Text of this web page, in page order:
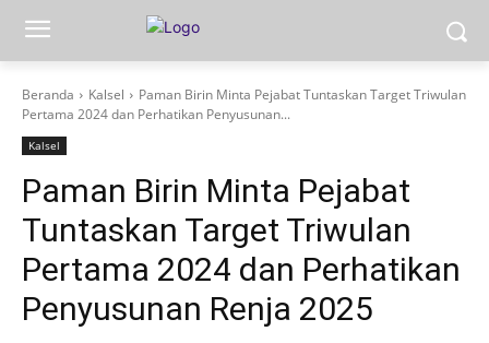
Beranda Kalsel
Paman Birin Minta Pejabat Tuntaskan Target Triwulan
Pertama 2024 dan Perhatikan Penyusunan...
Kalsel
Paman Birin Minta Pejabat
Tuntaskan Target Triwulan
Pertama 2024 dan Perhatikan
Penyusunan Renja 2025